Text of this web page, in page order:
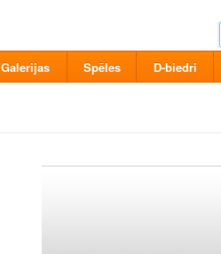
Galerijas Spēles D-biedri